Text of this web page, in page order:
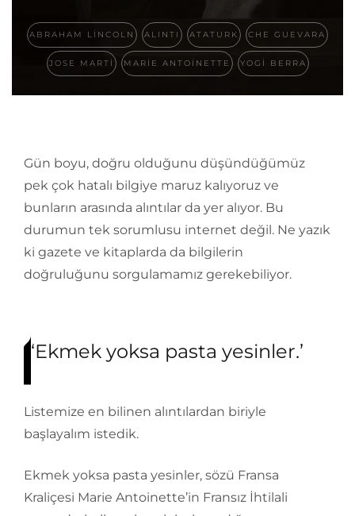
ABRAHAM LINCOLN ALINTI ATATURK CHE GUEVARA
JOSE MARTI MARIE ANTOINETTE YOGI BERRA
Gün boyu, doğru olduğunu düşündüğümüz
pek çok hatalı bilgiye maruz kalıyoruz ve
bunların arasında alıntılar da yer alıyor. Bu
durumun tek sorumlusu internet değil. Ne yazık
ki gazete ve kitaplarda da bilgilerin
doğruluğunu sorgulamamız gerekebiliyor.
‘Ekmek yoksa pasta yesinler.’
Listemize en bilinen alıntılardan biriyle
başlayalım istedik.
Ekmek yoksa pasta yesinler, sözü Fransa
Kraliçesi Marie Antoinette’in Fransız İhtilali